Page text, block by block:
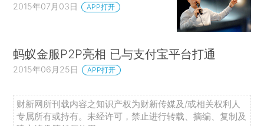
2015年07月03日 APP打开
蚂蚁金服P2P亮相 已与支付宝平台打通
2015年06月25日 APP打开
财新网所刊载内容之知识产权为财新传媒及/或相关权利人
专属所有或持有。未经许可，禁止进行转载、摘编、复制及